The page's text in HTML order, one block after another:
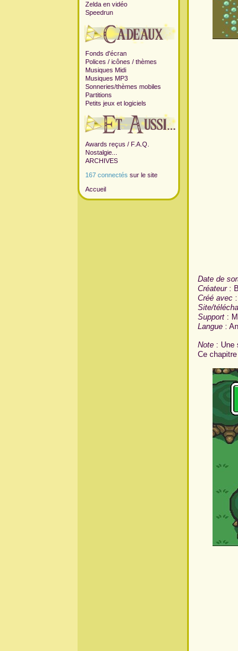
Zelda en vidéo
Speedrun
Fonds d'écran
Polices / icônes / thèmes
Musiques Midi
Musiques MP3
Sonneries/thèmes mobiles
Partitions
Petits jeux et logiciels
Awards reçus / F.A.Q.
Nostalgie...
ARCHIVES
167 connectés sur le site
Accueil
Date de
Créateur:
Créé avec:
Site/
Support:
Langue:
Note: Une
Ce